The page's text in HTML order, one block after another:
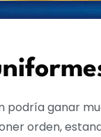
podría ganar
orden,